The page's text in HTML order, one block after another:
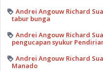
Andrei Angouw Richard
tabur bunga
Andrei Angouw Richard
pengucapan syukur
Andrei Angouw Richard
Manado